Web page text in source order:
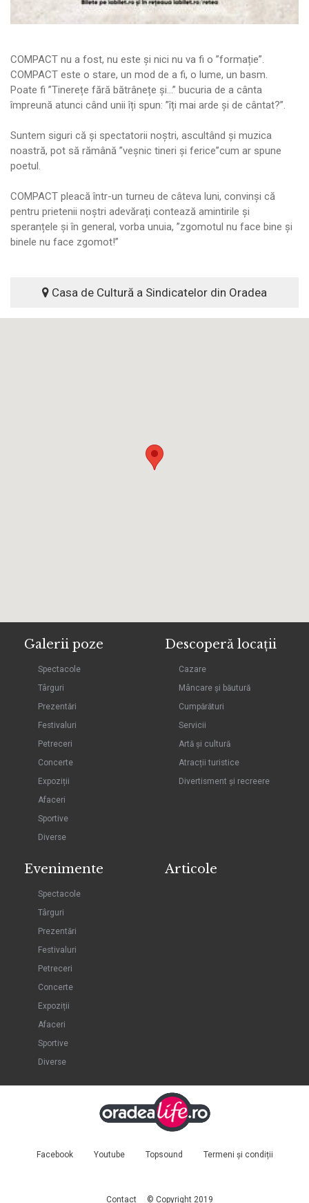
COMPACT nu a fost, nu este și nici nu va fi o ”formație”.
COMPACT este o stare, un mod de a fi, o lume, un basm.
Poate fi ”Tinerețe fără bătrânețe și…” bucuria de a cânta
împreună atunci când unii îți spun: ”îți mai arde și de cântat?”.
Suntem siguri că și spectatorii noștri, ascultând și muzica
noastră, pot să rămână ”veșnic tineri și ferice”cum ar spune
poetul.
COMPACT pleacă într-un turneu de câteva luni, convinși că
pentru prietenii noștri adevărați contează amintirile și
speranțele și în general, vorba unuia, ”zgomotul nu face bine și
binele nu face zgomot!”
Casa de Cultură a Sindicatelor din Oradea
Galerii poze
Spectacole
Târguri
Prezentări
Festivaluri
Petreceri
Concerte
Expoziții
Afaceri
Sportive
Diverse
Descoperă locații
Cazare
Mâncare și băutură
Cumpărături
Servicii
Artă și cultură
Atracții turistice
Divertisment și recreere
Evenimente
Spectacole
Târguri
Prezentări
Festivaluri
Petreceri
Concerte
Expoziții
Afaceri
Sportive
Diverse
Articole
Facebook Youtube Topsound Termeni și condiții
Contact © Copyright 2019